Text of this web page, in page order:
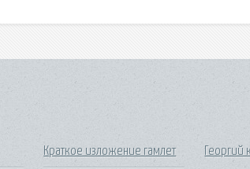
Краткое изложение гамлет
Георгий